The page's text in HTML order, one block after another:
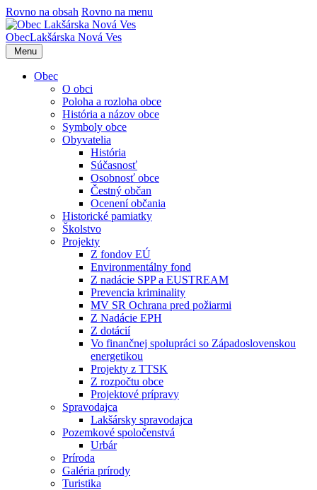
Rovno na obsah Rovno na menu
ObecLakšárska Nová Ves
Menu
Obec
O obci
Poloha a rozloha obce
História a názov obce
Symboly obce
Obyvatelia
História
Súčasnosť
Osobnosť obce
Čestný občan
Ocenení občania
Historické pamiatky
Školstvo
Projekty
Z fondov EÚ
Environmentálny fond
Z nadácie SPP a EUSTREAM
Prevencia kriminality
MV SR Ochrana pred požiarmi
Z Nadácie EPH
Z dotácií
Vo finančnej spolupráci so Západoslovenskou
energetikou
Projekty z TTSK
Z rozpočtu obce
Projektové prípravy
Spravodajca
Lakšársky spravodajca
Pozemkové spoločenstvá
Urbár
Príroda
Galéria prírody
Turistika